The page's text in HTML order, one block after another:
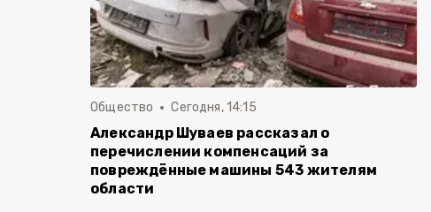
Общество Сегодня, 14:15
Александр Шуваев рассказал о
перечислении компенсаций за
повреждённые машины 543 жителям
области